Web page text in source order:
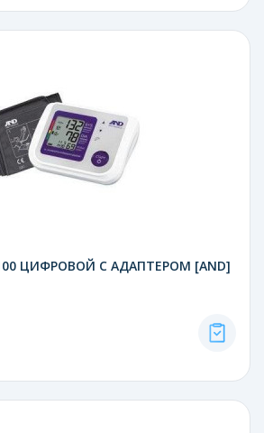
ЦИФРОВОЙ С АДАПТЕРОМ [AND]